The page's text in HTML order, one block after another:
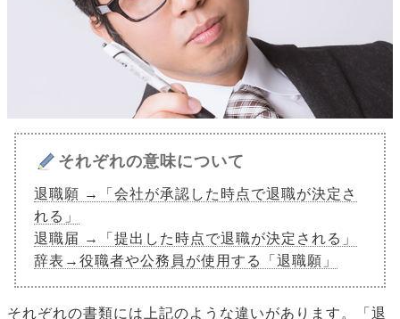
それぞれの意味について
退職願 →「会社が承認した時点で退職が決定さ
れる」
退職届 →「提出した時点で退職が決定される」
辞表→役職者や公務員が使用する「退職願」
それぞれの書類には上記のような違いがあります。「退